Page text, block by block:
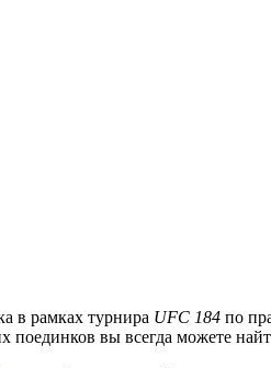
в рамках турнира UFC 184 по
вы всегда можете